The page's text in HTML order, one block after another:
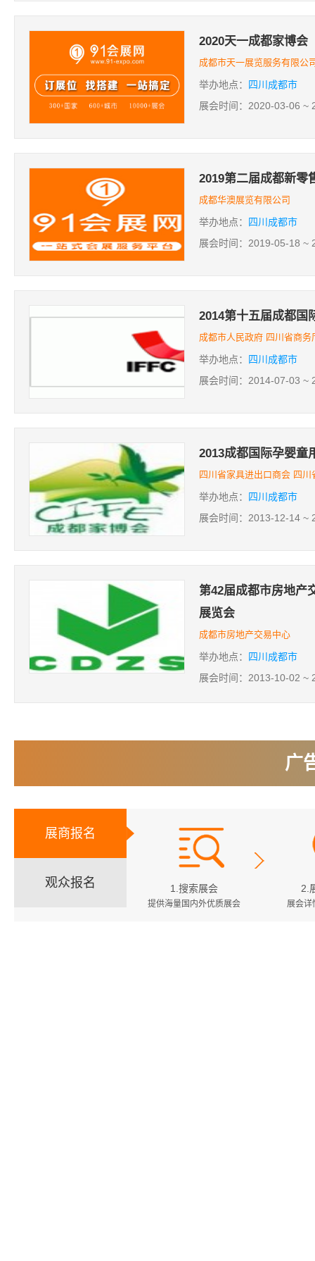
2020天一成都家博会
成都市天一展览服务有限公
举办地点：
四川成都市
展会时间：2020-03-06 ~
2019第二届成都新零
成都华澳展览有限公司
举办地点：
四川成都市
展会时间：2019-05-18 ~
2014第十五届成都国
成都市人民政府 四川省商务
举办地点：
四川成都市
展会时间：2014-07-03 ~
2013成都国际孕婴童
四川省家具进出口商会 四
举办地点：
四川成都市
展会时间：2013-12-14 ~
第42届成都市房地产
展览会
成都市房地产交易中心
举办地点：
四川成都市
展会时间：2013-10-02 ~
广
展商报名
观众报名 1.搜索展会
提供海量国内外优质展会
2.
展会详